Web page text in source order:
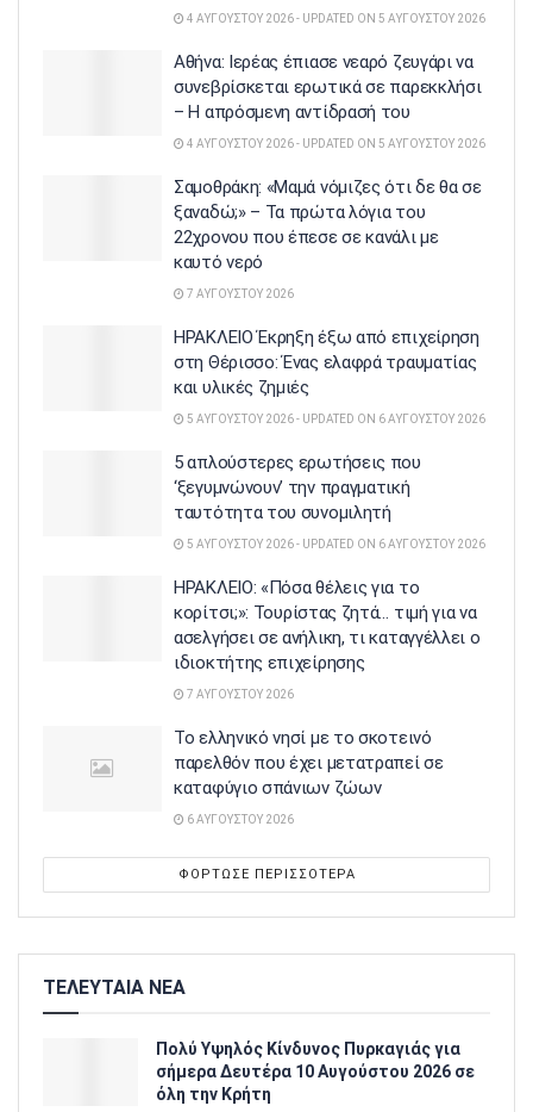
4 ΑΥΓΟΎΣΤΟΥ 2026 - UPDATED ON 5 ΑΥΓΟΎΣΤΟΥ 2026
Αθήνα: Ιερέας έπιασε νεαρό ζευγάρι να
συνεβρίσκεται ερωτικά σε παρεκκλήσι
– Η απρόσμενη αντίδρασή του
4 ΑΥΓΟΎΣΤΟΥ 2026 - UPDATED ON 5 ΑΥΓΟΎΣΤΟΥ 2026
Σαμοθράκη: «Μαμά νόμιζες ότι δε θα σε
ξαναδώ;» – Τα πρώτα λόγια του
22χρονου που έπεσε σε κανάλι με
καυτό νερό
7 ΑΥΓΟΎΣΤΟΥ 2026
ΗΡΑΚΛΕΙΟ Έκρηξη έξω από επιχείρηση
στη Θέρισσο: Ένας ελαφρά τραυματίας
και υλικές ζημιές
5 ΑΥΓΟΎΣΤΟΥ 2026 - UPDATED ON 6 ΑΥΓΟΎΣΤΟΥ 2026
5 απλούστερες ερωτήσεις που
‘ξεγυμνώνουν’ την πραγματική
ταυτότητα του συνομιλητή
5 ΑΥΓΟΎΣΤΟΥ 2026 - UPDATED ON 6 ΑΥΓΟΎΣΤΟΥ 2026
ΗΡΑΚΛΕΙΟ: «Πόσα θέλεις για το
κορίτσι;»: Τουρίστας ζητά… τιμή για να
ασελγήσει σε ανήλικη, τι καταγγέλλει ο
ιδιοκτήτης επιχείρησης
7 ΑΥΓΟΎΣΤΟΥ 2026
Το ελληνικό νησί με το σκοτεινό
παρελθόν που έχει μετατραπεί σε
καταφύγιο σπάνιων ζώων
6 ΑΥΓΟΎΣΤΟΥ 2026
ΦΌΡΤΩΣΕ ΠΕΡΙΣΣΌΤΕΡΑ
ΤΕΛΕΥΤΑΙΑ ΝΕΑ
Πολύ Υψηλός Κίνδυνος Πυρκαγιάς για
σήμερα Δευτέρα 10 Αυγούστου 2026 σε
όλη την Κρήτη